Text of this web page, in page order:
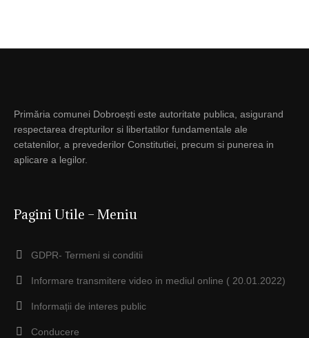
Primăria comunei Dobroești este autoritate publica, asigurand
respectarea drepturilor si libertatilor fundamentale ale
cetatenilor, a prevederilor Constitutiei, precum si punerea in
aplicare a legilor.
Pagini Utile – Meniu
GDPR- Termeni si conditii
Informare transmitere video in mediul online ( 20.01.2022)
Informații de interes public
Conducere